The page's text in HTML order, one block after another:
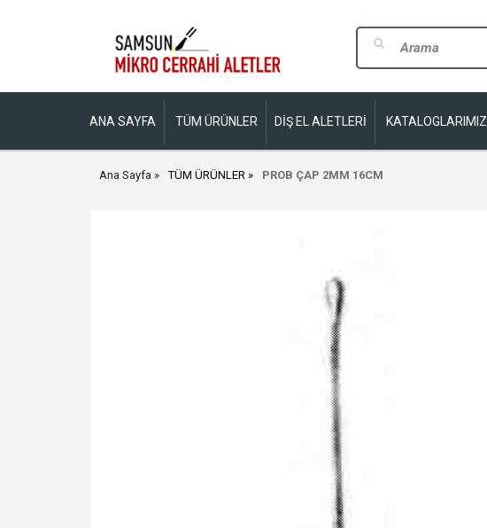
ANA SAYFA TÜM ÜRÜNLER DİŞ EL ALETLERİ KATALOGLARIMIZ
Ana Sayfa TÜM ÜRÜNLER PROB ÇAP 2MM 16CM